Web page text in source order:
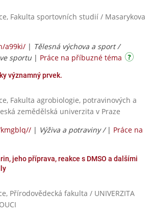
Fakulta sportovních studií / Masarykova
a99ki/ | Tělesná výchova a sport /
sportu | Práce na příbuzné téma
významný prvek.
Fakulta agrobiologie, potravinových a
zemědělská univerzita v Praze
| Výživa a potraviny / | Práce na
jeho příprava, reakce s DMSO a dalšími
Přírodovědecká fakulta / UNIVERZITA